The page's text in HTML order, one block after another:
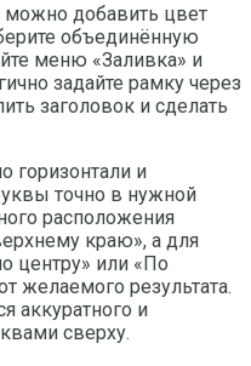
можно добавить цвет
объединённую
меню «Заливка» и
задайте рамку через
заголовок и сделать
горизонтали и
точно в нужной
расположения
краю», а для
центру» или «По
желаемого результата.
аккуратного и
сверху.